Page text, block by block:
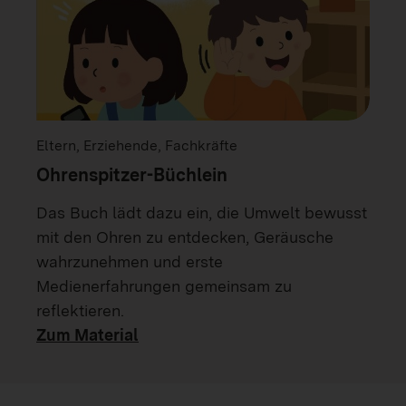
Eltern, Erziehende, Fachkräfte
Ohrenspitzer-Büchlein
Das Buch lädt dazu ein, die Umwelt bewusst
mit den Ohren zu entdecken, Geräusche
wahrzunehmen und erste
Medienerfahrungen gemeinsam zu
reflektieren.
Zum Material